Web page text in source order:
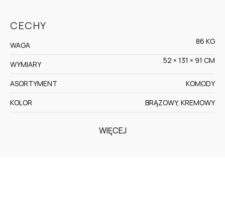
CECHY
WAGA 86 KG
WYMIARY 52 × 131 × 91 CM
ASORTYMENT
KOMODY
KOLOR
BRĄZOWY, KREMOWY
WIĘCEJ